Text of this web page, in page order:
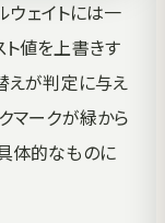
ウェイトには一
値を上書きす
えが判定に与え
マークが緑から
体的なものに